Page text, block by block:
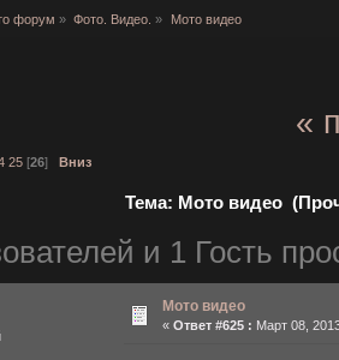
форум » Фото. Видео. » Мото видео
«
25 [26] Вниз
Тема: Мото видео
и 1 Гость
Мото видео
« Ответ #625 : Март 08,